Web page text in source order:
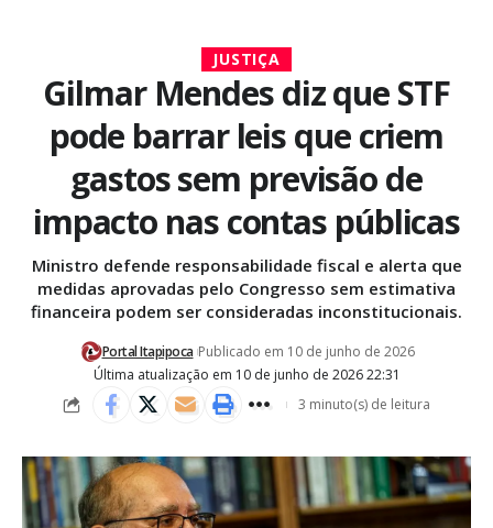
JUSTIÇA
Gilmar Mendes diz que STF
pode barrar leis que criem
gastos sem previsão de
impacto nas contas públicas
Ministro defende responsabilidade fiscal e alerta que
medidas aprovadas pelo Congresso sem estimativa
financeira podem ser consideradas inconstitucionais.
Última atualização em 10 de junho de 2026 22:31
Portal Itapipoca Publicado em 10 de junho de 2026
3 minuto(s) de leitura